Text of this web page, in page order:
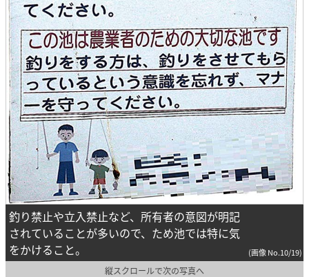
釣り禁止や立入禁止など、所有者の意図が明記
されていることが多いので、ため池では特に気
をかけること。
(画像 No.10/19)
縦スクロールで次の写真へ